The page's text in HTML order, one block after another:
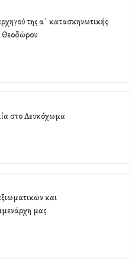
της α΄ κατασκηνωτικής
Θεοδώρου
στο Λευκόχωμα
και
μας